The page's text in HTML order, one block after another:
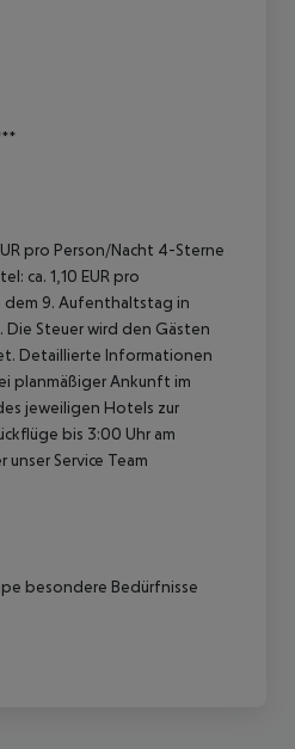
pro Person/Nacht 4-Sterne
ca. 1,10 EUR pro
dem 9. Aufenthaltstag in
Steuer wird den Gästen
Detaillierte Informationen
planmäßiger Ankunft im
jeweiligen Hotels zur
bis 3:00 Uhr am
Service Team
besondere Bedürfnisse